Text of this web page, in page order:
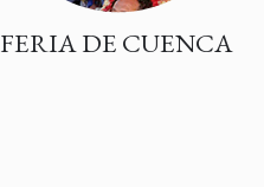
FERIA DE CUENCA